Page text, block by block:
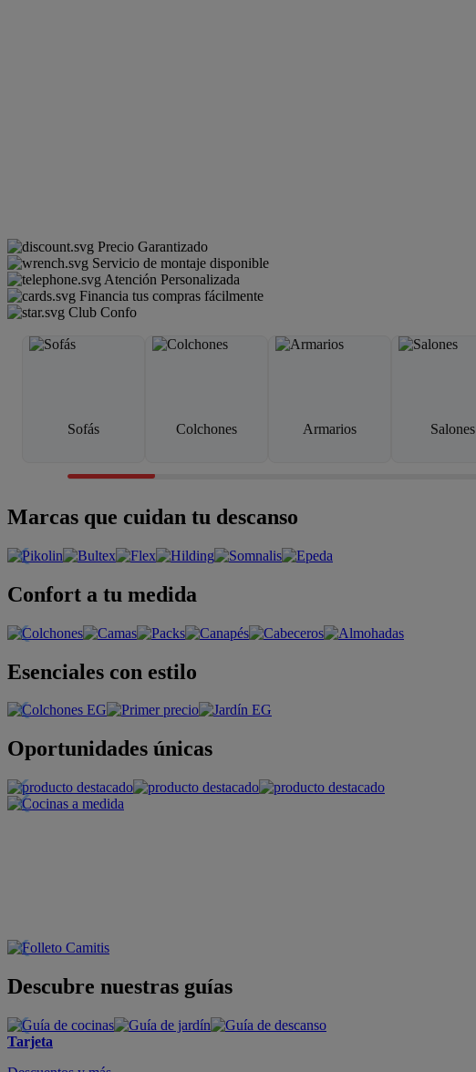
Precio Garantizado
Servicio de montaje disponible
Atención Personalizada
Financia tus compras fácilmente
Club Confo
Sofás Colchones Armarios Salones
Marcas que cuidan tu descanso
Confort a tu medida
Esenciales con estilo
Oportunidades únicas
Descubre nuestras guías
Tarjeta